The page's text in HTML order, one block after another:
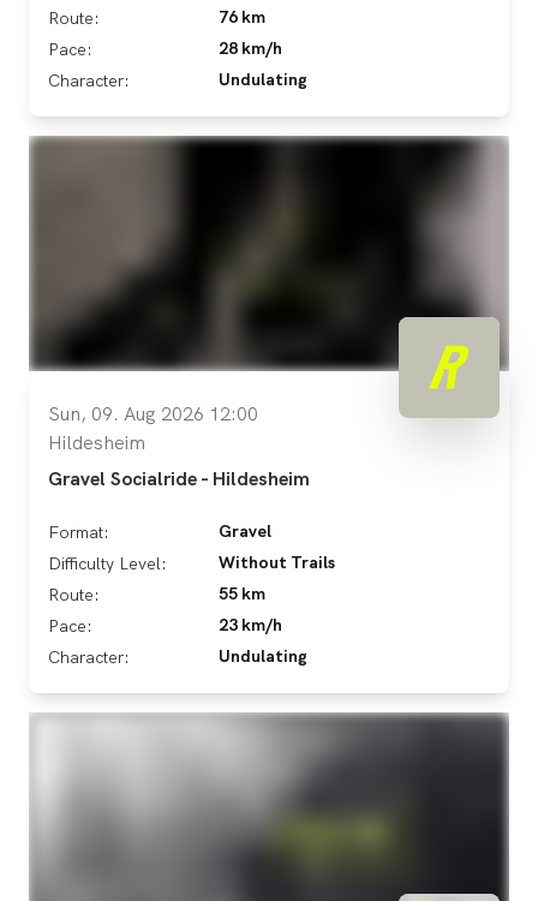
Route:
76 km
Pace:
28 km/h
Character:
Undulating
Sun, 09. Aug 2026 12:00
Hildesheim
Gravel Socialride - Hildesheim
Format:
Gravel
Difficulty Level:
Without Trails
Route:
55 km
Pace:
23 km/h
Character:
Undulating